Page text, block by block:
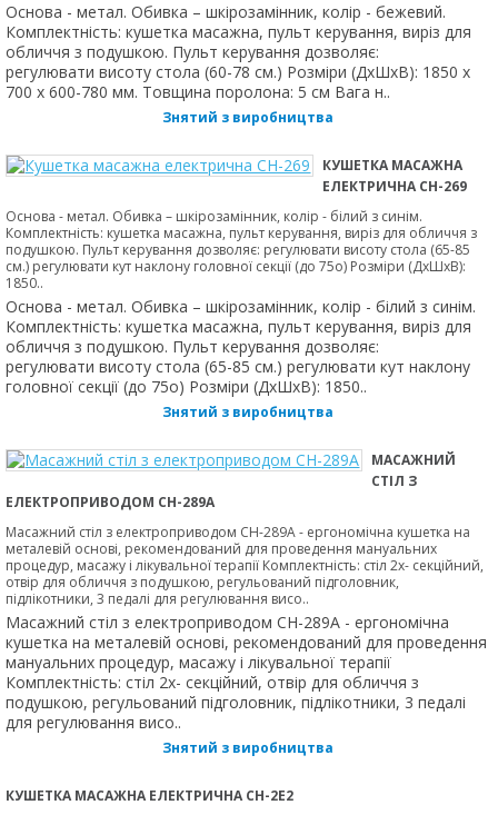
Основа - метал. Обивка – шкірозамінник, колір - бежевий.
Комплектність: кушетка масажна, пульт керування, виріз для
обличчя з подушкою. Пульт керування дозволяє:
регулювати висоту стола (60-78 см.) Розміри (ДхШхВ): 1850 х
700 х 600-780 мм. Товщина поролона: 5 см Вага н..
Знятий з виробництва
КУШЕТКА МАСАЖНА
ЕЛЕКТРИЧНА CH-269
Основа - метал. Обивка – шкірозамінник, колір - білий з синім.
Комплектність: кушетка масажна, пульт керування, виріз для обличчя з
подушкою. Пульт керування дозволяє: регулювати висоту стола (65-85
см.) регулювати кут наклону головної секції (до 75о) Розміри (ДхШхВ):
1850..
Основа - метал. Обивка – шкірозамінник, колір - білий з синім.
Комплектність: кушетка масажна, пульт керування, виріз для
обличчя з подушкою. Пульт керування дозволяє:
регулювати висоту стола (65-85 см.) регулювати кут наклону
головної секції (до 75о) Розміри (ДхШхВ): 1850..
Знятий з виробництва
МАСАЖНИЙ
СТІЛ З
ЕЛЕКТРОПРИВОДОМ CH-289A
Масажний стіл з електроприводом CH-289A - ергономічна кушетка на
металевій основі, рекомендований для проведення мануальних
процедур, масажу і лікувальної терапії Комплектність: стіл 2х- секційний,
отвір для обличчя з подушкою, регульований підголовник,
підлікотники, 3 педалі для регулювання висо..
Масажний стіл з електроприводом CH-289A - ергономічна
кушетка на металевій основі, рекомендований для проведення
мануальних процедур, масажу і лікувальної терапії
Комплектність: стіл 2х- секційний, отвір для обличчя з
подушкою, регульований підголовник, підлікотники, 3 педалі
для регулювання висо..
Знятий з виробництва
КУШЕТКА МАСАЖНА ЕЛЕКТРИЧНА CH-2Е2